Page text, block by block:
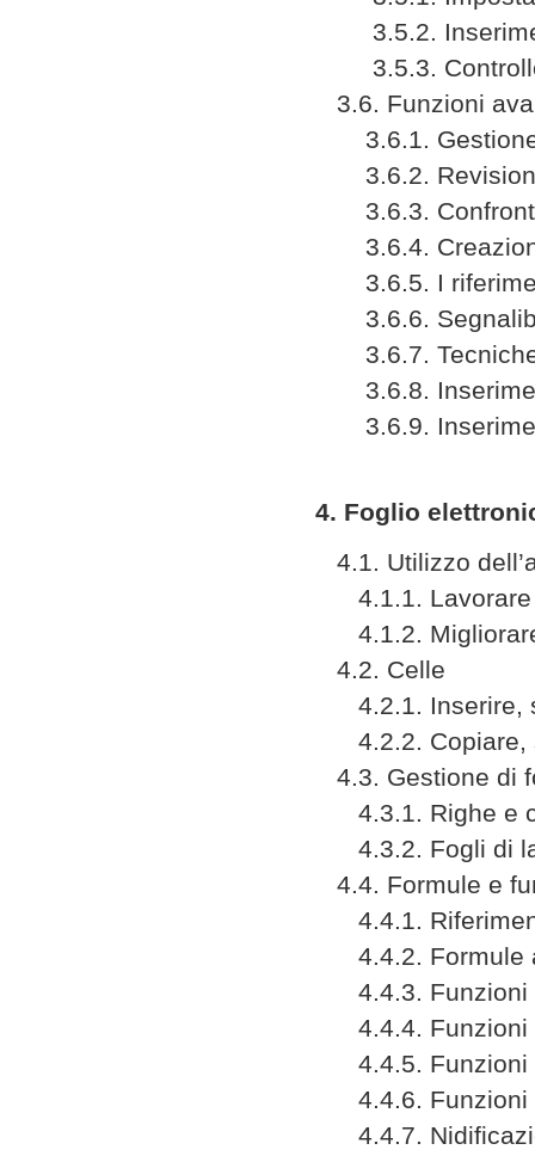
3.5.2.
3.5.3.
3.6. Funzioni
3.6.1. Gestione
3.6.2.
3.6.3.
3.6.4.
3.6.5. I
3.6.6.
3.6.7. Tecniche
3.6.8.
3.6.9.
4. Foglio
4.1. Utilizzo
4.1.1. Lavorare
4.1.2.
4.2. Celle
4.2.1. Inserire,
4.2.2. Copiare,
4.3. Gestione di
4.3.1. Righe e
4.3.2. Fogli di
4.4. Formule e
4.4.1.
4.4.2. Formule
4.4.3. Funzioni
4.4.4. Funzioni
4.4.5. Funzioni
4.4.6. Funzioni
4.4.7.